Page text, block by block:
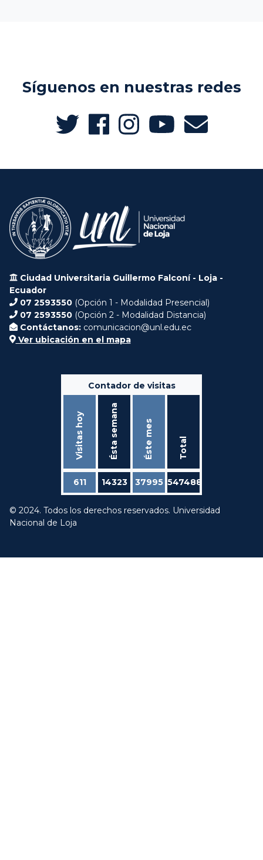
Síguenos en nuestras redes
Ciudad Universitaria Guillermo Falconí - Loja -
Ecuador
07 2593550 (Opción 1 - Modalidad Presencial)
07 2593550 (Opción 2 - Modalidad Distancia)
Contáctanos: comunicacion@unl.edu.ec
Ver ubicación en el mapa
Contador de visitas
Visitas hoy Ésta semana Éste mes Total
611 14323 37995 547488
© 2024. Todos los derechos reservados. Universidad
Nacional de Loja